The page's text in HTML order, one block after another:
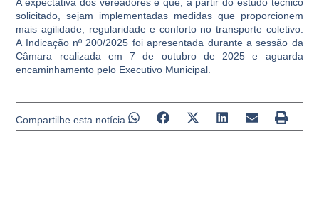
solicitado, sejam implementadas medidas que proporcionem
mais agilidade, regularidade e conforto no transporte coletivo.
A Indicação nº 200/2025 foi apresentada durante a sessão da
Câmara realizada em 7 de outubro de 2025 e aguarda
encaminhamento pelo Executivo Municipal.
Compartilhe esta notícia